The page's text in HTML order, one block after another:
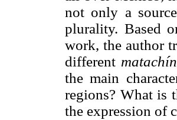
not only a
plurality. Based
work, the author
different matachín
the main
regions? What is
the expression of